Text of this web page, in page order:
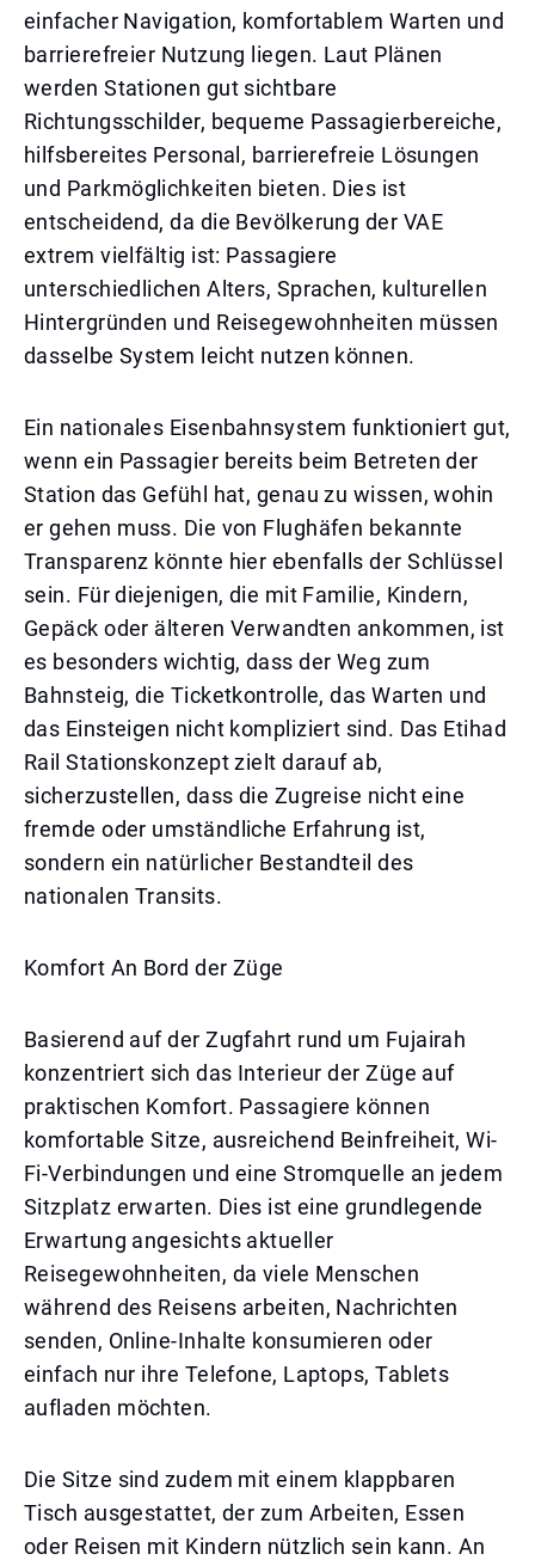
einfacher Navigation, komfortablem Warten und
barrierefreier Nutzung liegen. Laut Plänen
werden Stationen gut sichtbare
Richtungsschilder, bequeme Passagierbereiche,
hilfsbereites Personal, barrierefreie Lösungen
und Parkmöglichkeiten bieten. Dies ist
entscheidend, da die Bevölkerung der VAE
extrem vielfältig ist: Passagiere
unterschiedlichen Alters, Sprachen, kulturellen
Hintergründen und Reisegewohnheiten müssen
dasselbe System leicht nutzen können.
Ein nationales Eisenbahnsystem funktioniert gut,
wenn ein Passagier bereits beim Betreten der
Station das Gefühl hat, genau zu wissen, wohin
er gehen muss. Die von Flughäfen bekannte
Transparenz könnte hier ebenfalls der Schlüssel
sein. Für diejenigen, die mit Familie, Kindern,
Gepäck oder älteren Verwandten ankommen, ist
es besonders wichtig, dass der Weg zum
Bahnsteig, die Ticketkontrolle, das Warten und
das Einsteigen nicht kompliziert sind. Das Etihad
Rail Stationskonzept zielt darauf ab,
sicherzustellen, dass die Zugreise nicht eine
fremde oder umständliche Erfahrung ist,
sondern ein natürlicher Bestandteil des
nationalen Transits.
Komfort An Bord der Züge
Basierend auf der Zugfahrt rund um Fujairah
konzentriert sich das Interieur der Züge auf
praktischen Komfort. Passagiere können
komfortable Sitze, ausreichend Beinfreiheit, Wi-
Fi-Verbindungen und eine Stromquelle an jedem
Sitzplatz erwarten. Dies ist eine grundlegende
Erwartung angesichts aktueller
Reisegewohnheiten, da viele Menschen
während des Reisens arbeiten, Nachrichten
senden, Online-Inhalte konsumieren oder
einfach nur ihre Telefone, Laptops, Tablets
aufladen möchten.
Die Sitze sind zudem mit einem klappbaren
Tisch ausgestattet, der zum Arbeiten, Essen
oder Reisen mit Kindern nützlich sein kann. An